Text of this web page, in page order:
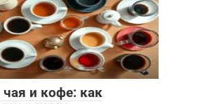
и кофе: как